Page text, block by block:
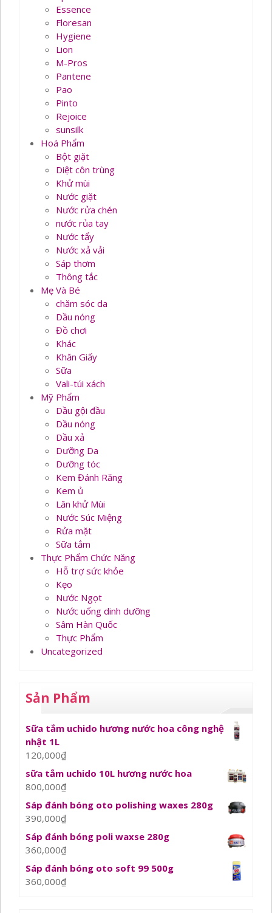
Essence
Floresan
Hygiene
Lion
M-Pros
Pantene
Pao
Pinto
Rejoice
sunsilk
Hoá Phẩm
Bột giặt
Diệt côn trùng
Khử mùi
Nước giặt
Nước rửa chén
nước rủa tay
Nước tẩy
Nước xả vải
Sáp thơm
Thông tắc
Mẹ Và Bé
chăm sóc da
Dầu nóng
Đồ chơi
Khác
Khăn Giấy
Sữa
Vali-túi xách
Mỹ Phẩm
Dầu gội đầu
Dầu nóng
Dầu xả
Dưỡng Da
Dưỡng tóc
Kem Đánh Răng
Kem ủ
Lăn khử Mùi
Nước Súc Miệng
Rửa mặt
Sữa tắm
Thực Phẩm Chức Năng
Hỗ trợ sức khỏe
Kẹo
Nước Ngọt
Nước uống dinh dưỡng
Sâm Hàn Quốc
Thực Phẩm
Uncategorized
Sản Phẩm
Sữa tắm uchido hương nước hoa công nghệ
nhật 1L
120,000₫
sữa tắm uchido 10L hương nước hoa
800,000₫
Sáp đánh bóng oto polishing waxes 280g
390,000₫
Sáp đánh bóng poli waxse 280g
360,000₫
Sáp đánh bóng oto soft 99 500g
360,000₫